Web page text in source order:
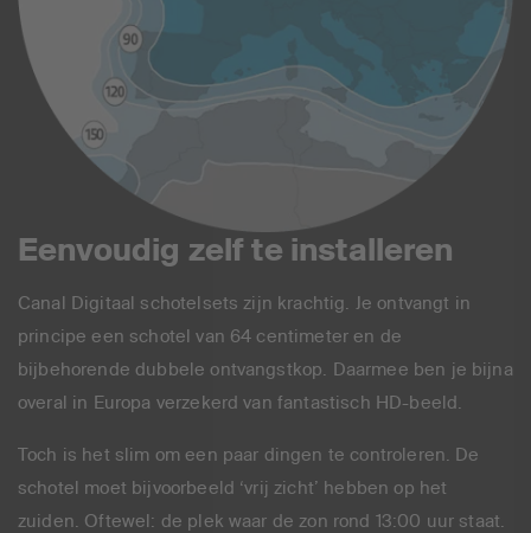
Eenvoudig zelf te installeren
Canal Digitaal schotelsets zijn krachtig. Je ontvangt in
principe een schotel van 64 centimeter en de
bijbehorende dubbele ontvangstkop. Daarmee ben je bijna
overal in Europa verzekerd van fantastisch HD-beeld.
Toch is het slim om een paar dingen te controleren. De
schotel moet bijvoorbeeld ‘vrij zicht’ hebben op het
zuiden. Oftewel: de plek waar de zon rond 13:00 uur staat.